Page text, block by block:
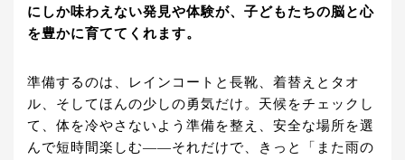
にしか味わえない発見や体験が、子どもたちの脳と心
を豊かに育ててくれます。
準備するのは、レインコートと長靴、着替えとタオ
ル、そしてほんの少しの勇気だけ。天候をチェックし
て、体を冷やさないよう準備を整え、安全な場所を選
んで短時間楽しむ——それだけで、きっと「また雨の